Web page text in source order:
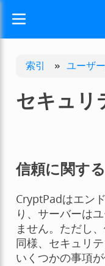
索引 » ユーザ
セキュリ
信頼に関す
CryptPadはエン
り、サーバーは
ません。ただし
同様、セキュリ
いくつかの事項